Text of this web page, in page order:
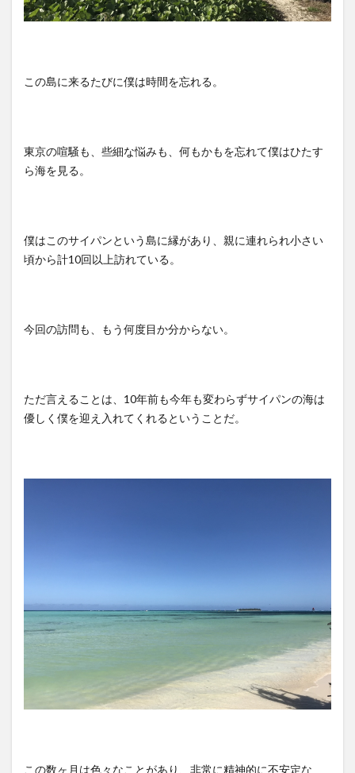
この島に来るたびに僕は時間を忘れる。
東京の喧騒も、些細な悩みも、何もかもを忘れて僕はひたす
ら海を見る。
僕はこのサイパンという島に縁があり、親に連れられ小さい
頃から計10回以上訪れている。
今回の訪問も、もう何度目か分からない。
ただ言えることは、10年前も今年も変わらずサイパンの海は
優しく僕を迎え入れてくれるということだ。
この数ヶ月は色々なことがあり、非常に精神的に不安定な